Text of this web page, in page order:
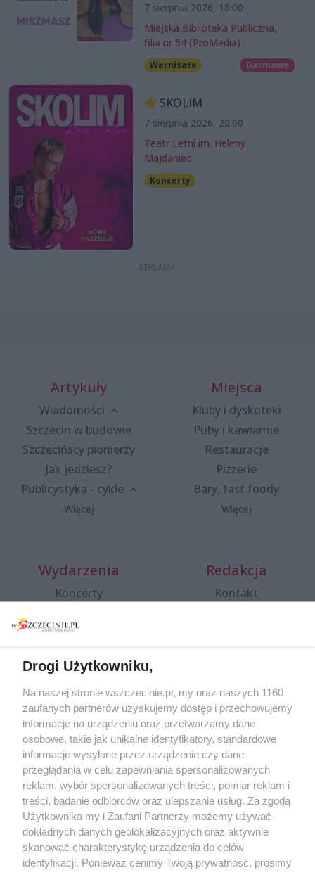
7 sierpnia 2026, 18:00
Miejska Biblioteka Publiczna,
filia nr 54 (ProMedia)
Wernisaże Darmowe
SKOLIM
7 sierpnia 2026, 20:00
Teatr Letni im. Heleny
Majdaniec
Koncerty
Artykuły
Wiadomości
Szczecin w budowie
Szczecińscy pionierzy
Jak jedziesz?
Publicystyka - cykle
Więcej
Miejsca
Kluby i dyskoteki
Puby i kawiarnie
Restauracje
Pizzerie
Bary, fast foody
Więcej
Wydarzenia
Koncerty
Spacery i oprowadzania
targi
Wernisaże
Więcej
Redakcja
Kontakt
Specjalny koncert z okazji
20. urodzin portalu
wSzczecinie.pl
Regulamin konkursów
śniadaniówka "Hej
Szczecin! Jest piątek!"
Partnerzy
Praca Szczecin
Drogi Użytkowniku,
Na naszej stronie wszczecinie.pl, my oraz naszych 1160
zaufanych partnerów uzyskujemy dostęp i przechowujemy
informacje na urządzeniu oraz przetwarzamy dane
osobowe, takie jak unikalne identyfikatory, standardowe
informacje wysyłane przez urządzenie czy dane
przeglądania w celu zapewniania spersonalizowanych
reklam, wybór spersonalizowanych treści, pomiar reklam i
treści, badanie odbiorców oraz ulepszanie usług. Za zgodą
Użytkownika my i Zaufani Partnerzy możemy używać
dokładnych danych geolokalizacyjnych oraz aktywnie
skanować charakterystykę urządzenia do celów
identyfikacji. Ponieważ cenimy Twoją prywatność, prosimy